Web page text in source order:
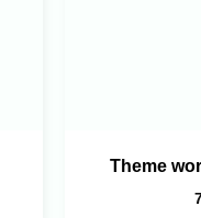
Theme